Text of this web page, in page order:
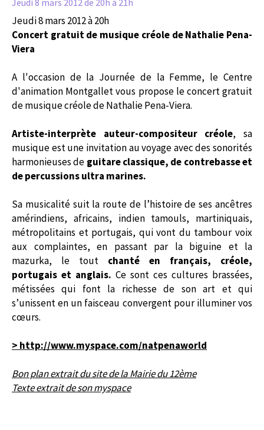
Jeudi 8 mars 2012de 20h à 21h
Jeudi 8 mars 2012 à 20h
Concert gratuit de musique créole de Nathalie Pena-
Viera
A l'occasion de la Journée de la Femme, le Centre
d'animation Montgallet vous propose le concert gratuit
de musique créole deNathalie Pena-Viera.
Artiste-interprète auteur-compositeur créole, sa
musique est une invitation au voyage avec des sonorités
harmonieuses de guitare classique, de contrebasse et
de percussions ultra marines.
Sa musicalité suit la route de l’histoire de ses ancêtres
amérindiens, africains, indien tamouls, martiniquais,
métropolitains et portugais, qui vont du tambour voix
aux complaintes, en passant par la biguine et la
mazurka, le tout chanté en français, créole,
portugais et anglais. Ce sont ces cultures brassées,
métissées qui font la richesse de son art et qui
s’unissent en un faisceau convergent pour illuminer vos
cœurs.
> http://www.myspace.com/natpenaworld
Bon plan extrait du site de la Mairie du 12ème
Texte extrait de son myspace